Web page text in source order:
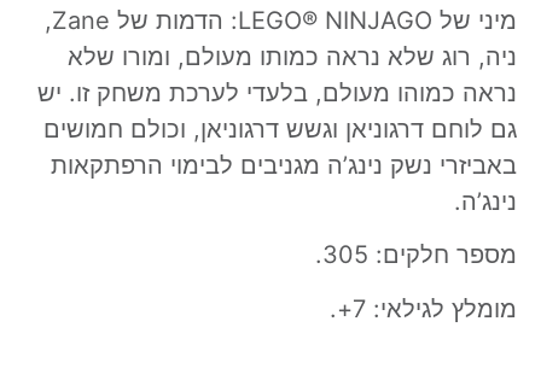
מיני של LEGO® NINJAGO: הדמות של Zane,
ניה, רוג שלא נראה כמותו מעולם, ומורו שלא
נראה כמוהו מעולם, בלעדי לערכת משחק זו. יש
גם לוחם דרגוניאן וגשש דרגוניאן, וכולם חמושים
באביזרי נשק נינג’ה מגניבים לבימוי הרפתקאות
נינג’ה.
מספר חלקים: 305.
מומלץ לגילאי: 7+.